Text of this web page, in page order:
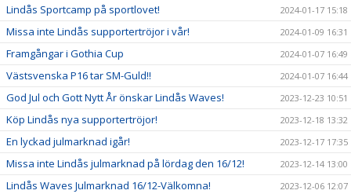
Lindås Sportcamp på sportlovet! 2024-01-17 15:18
Missa inte Lindås supportertröjor i vår! 2024-01-09 16:31
Framgångar i Gothia Cup 2024-01-07 16:49
Västsvenska P16 tar SM-Guld!! 2024-01-07 16:44
God Jul och Gott Nytt År önskar Lindås Waves! 2023-12-23 10:51
Köp Lindås nya supportertröjor! 2023-12-18 13:32
En lyckad julmarknad igår! 2023-12-17 17:35
Missa inte Lindås julmarknad på lördag den 16/12! 2023-12-14 13:00
Lindås Waves Julmarknad 16/12-Välkomna! 2023-12-06 12:07